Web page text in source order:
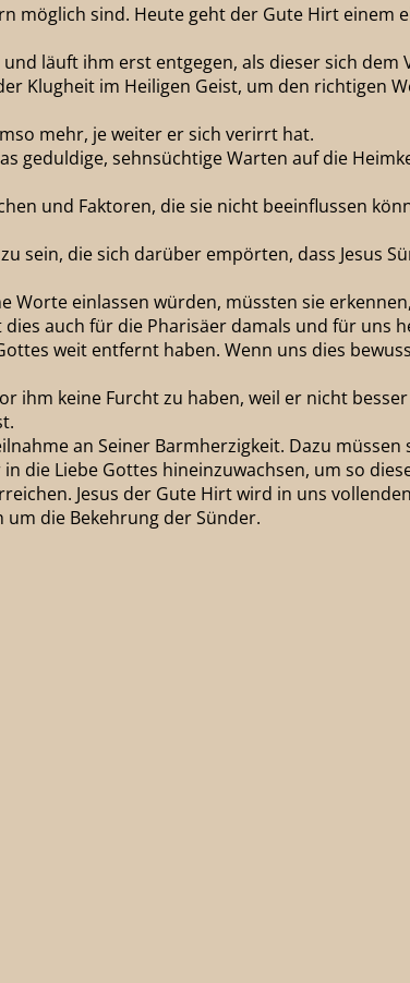
möglich sind. Heute geht der Gute Hirt einem
läuft ihm erst entgegen, als dieser sich dem
Klugheit im Heiligen Geist, um den richtigen
mehr, je weiter er sich verirrt hat.
geduldige, sehnsüchtige Warten auf die
und Faktoren, die sie nicht beeinflussen
sein, die sich darüber empörten, dass Jesus
einlassen würden, müssten sie
auch für die Pharisäer damals und für uns
weit entfernt haben. Wenn uns dies
ihm keine Furcht zu haben, weil er nicht besser
an Seiner Barmherzigkeit. Dazu müssen
die Liebe Gottes hineinzuwachsen, um so
Jesus der Gute Hirt wird in uns
die Bekehrung der Sünder.